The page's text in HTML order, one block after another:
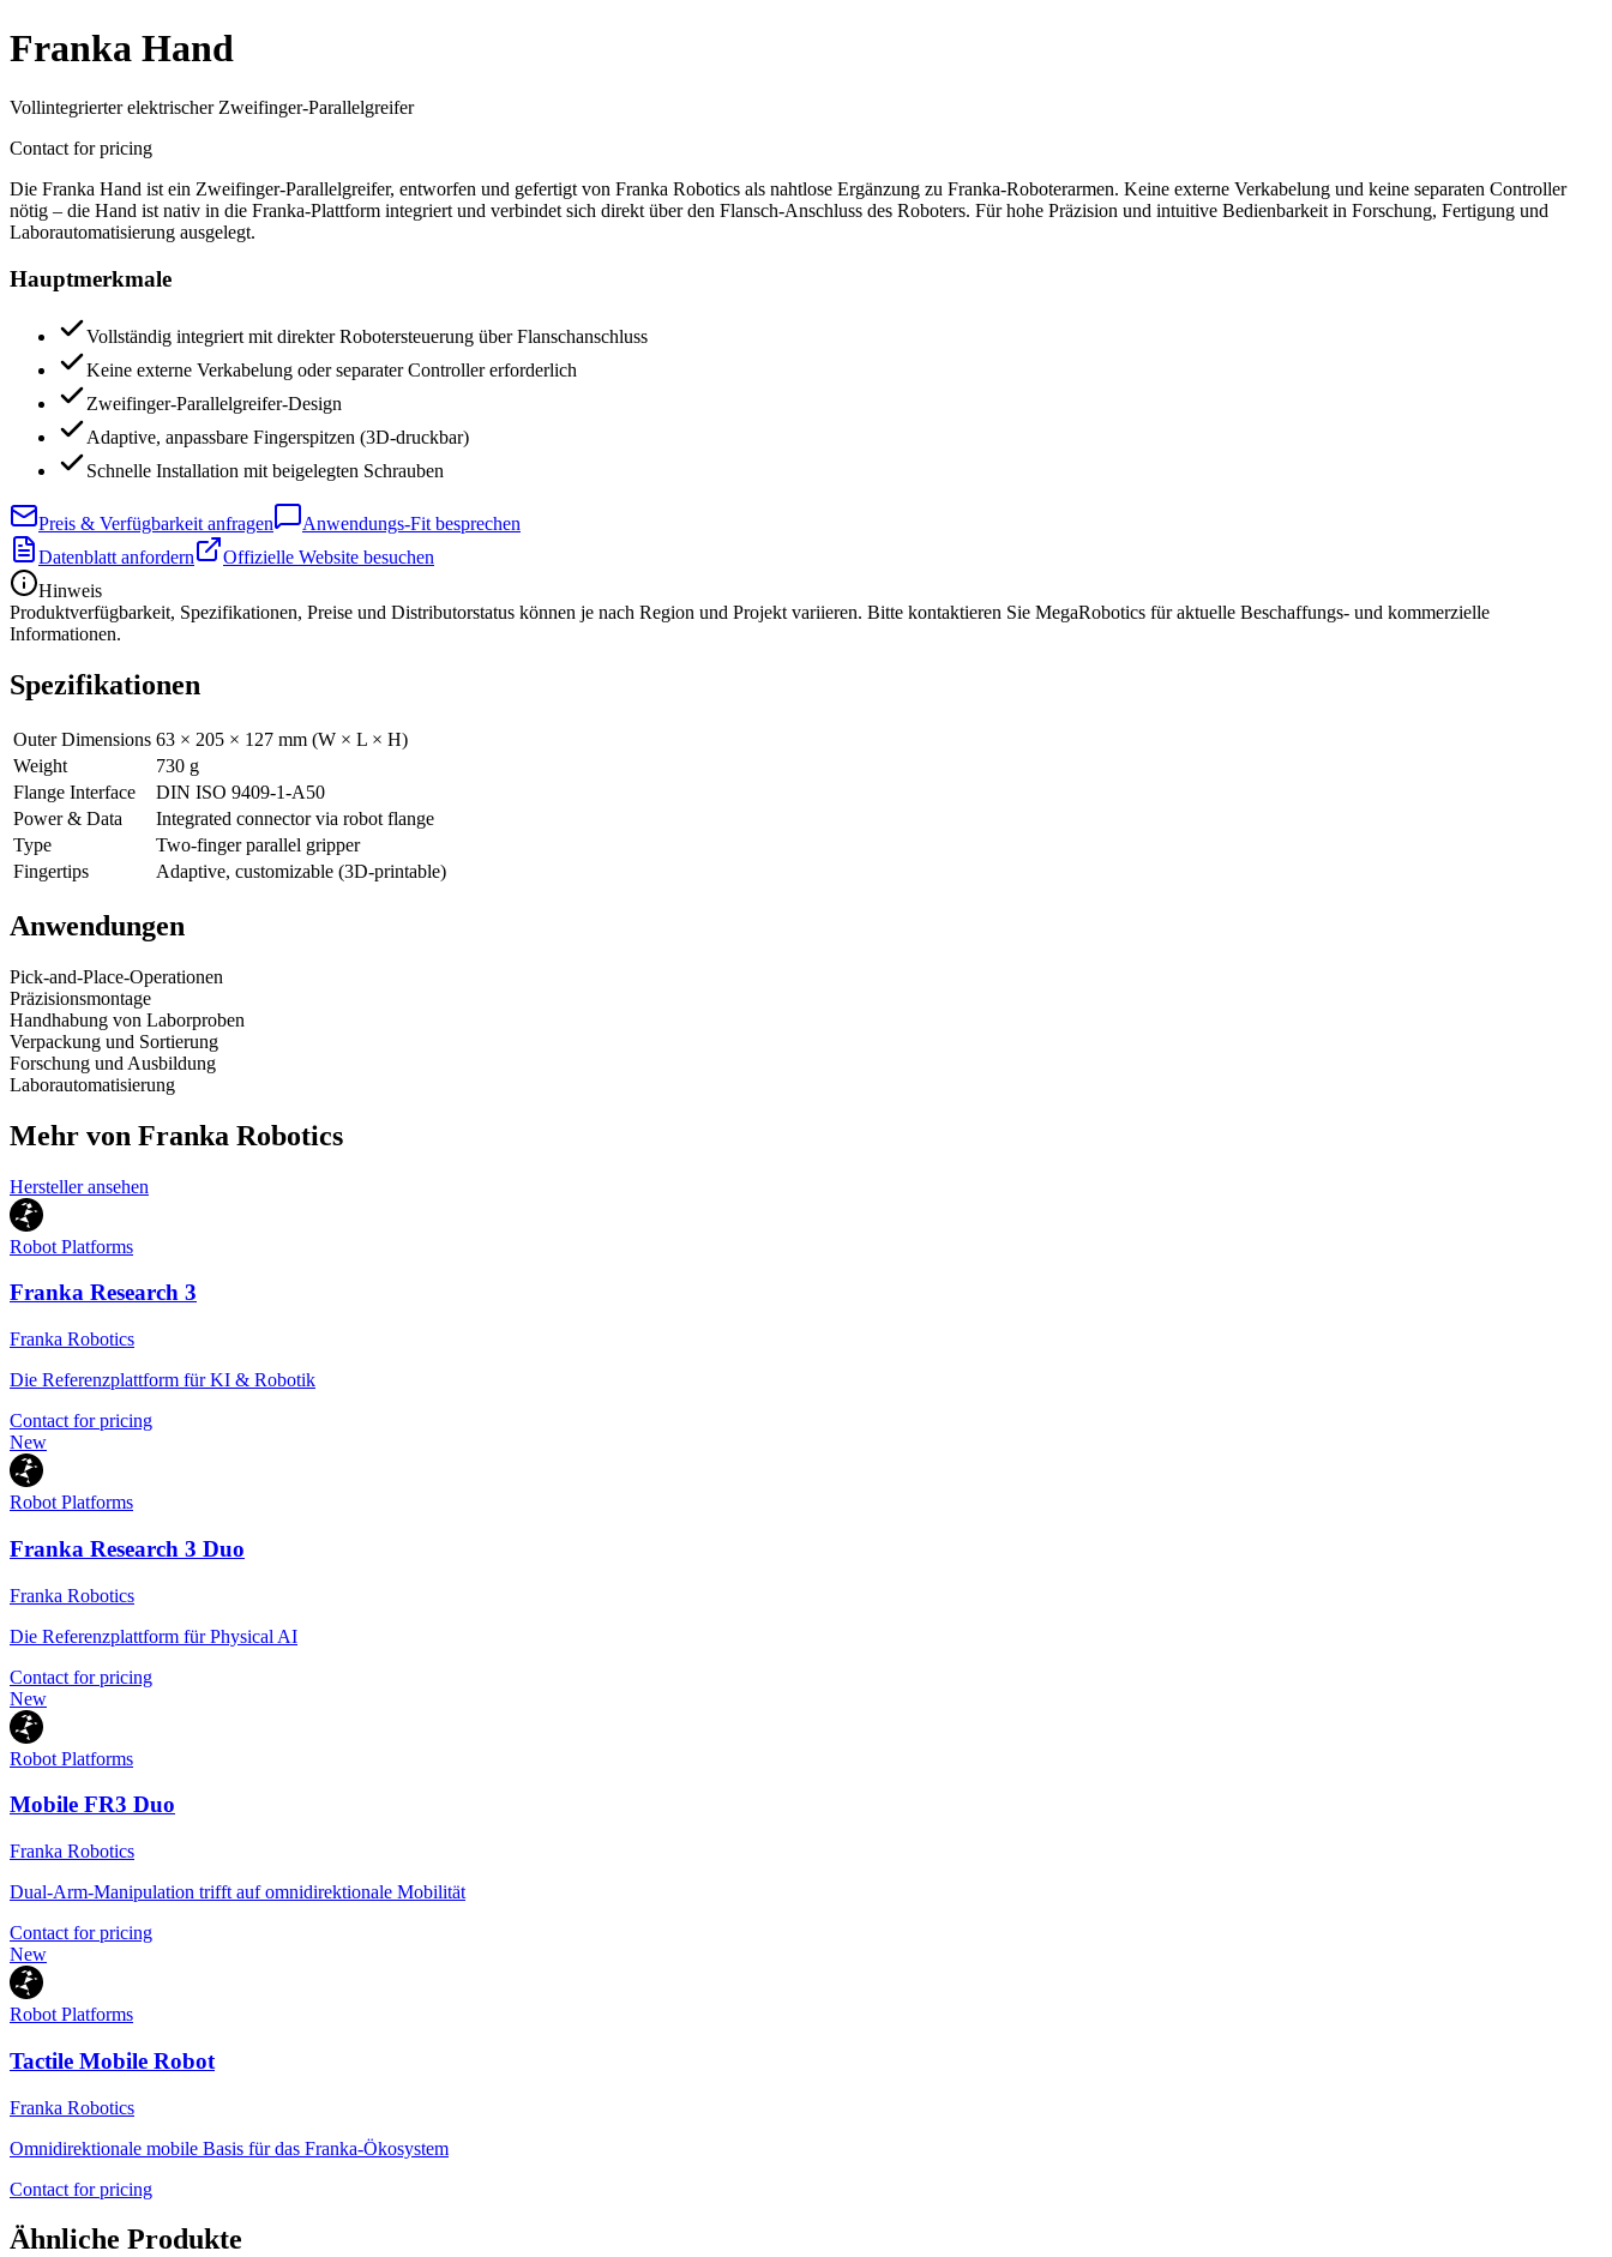
Franka Hand
Vollintegrierter elektrischer Zweifinger-Parallelgreifer
Contact for pricing
Die Franka Hand ist ein Zweifinger-Parallelgreifer, entworfen und gefertigt von Franka Robotics als nahtlose Ergänzung zu Franka-Roboterarmen. Keine externe Verkabelung und keine separaten Controller
nötig – die Hand ist nativ in die Franka-Plattform integriert und verbindet sich direkt über den Flansch-Anschluss des Roboters. Für hohe Präzision und intuitive Bedienbarkeit in Forschung, Fertigung und
Laborautomatisierung ausgelegt.
Hauptmerkmale
Vollständig integriert mit direkter Robotersteuerung über Flanschanschluss
Keine externe Verkabelung oder separater Controller erforderlich
Zweifinger-Parallelgreifer-Design
Adaptive, anpassbare Fingerspitzen (3D-druckbar)
Schnelle Installation mit beigelegten Schrauben
Preis & Verfügbarkeit anfragen
Anwendungs-Fit besprechen
Datenblatt anfordern
Offizielle Website besuchen
Hinweis
Produktverfügbarkeit, Spezifikationen, Preise und Distributorstatus können je nach Region und Projekt variieren. Bitte kontaktieren Sie MegaRobotics für aktuelle Beschaffungs- und kommerzielle
Informationen.
Spezifikationen
Outer Dimensions 63 × 205 × 127 mm (W × L × H)
Weight
730 g
Flange Interface
DIN ISO 9409-1-A50
Power & Data
Integrated connector via robot flange
Type
Two-finger parallel gripper
Fingertips
Adaptive, customizable (3D-printable)
Anwendungen
Pick-and-Place-Operationen
Präzisionsmontage
Handhabung von Laborproben
Verpackung und Sortierung
Forschung und Ausbildung
Laborautomatisierung
Mehr von Franka Robotics
Hersteller ansehen
Robot Platforms
Franka Research 3
Franka Robotics
Die Referenzplattform für KI & Robotik
Contact for pricing
New
Robot Platforms
Franka Research 3 Duo
Franka Robotics
Die Referenzplattform für Physical AI
Contact for pricing
New
Robot Platforms
Mobile FR3 Duo
Franka Robotics
Dual-Arm-Manipulation trifft auf omnidirektionale Mobilität
Contact for pricing
New
Robot Platforms
Tactile Mobile Robot
Franka Robotics
Omnidirektionale mobile Basis für das Franka-Ökosystem
Contact for pricing
Ähnliche Produkte